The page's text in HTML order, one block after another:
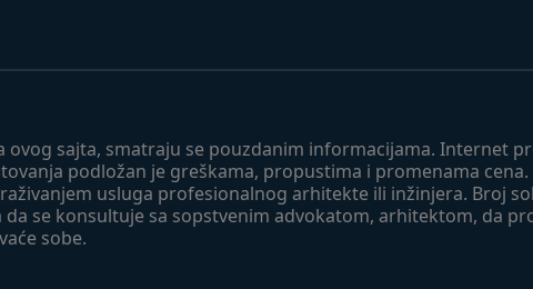
sajta, smatraju se pouzdanim informacijama. Internet
podložan je greškama, propustima i promenama
usluga profesionalnog arhitekte ili inžinjera. Broj
se konsultuje sa sopstvenim advokatom, arhitektom, da
sobe.